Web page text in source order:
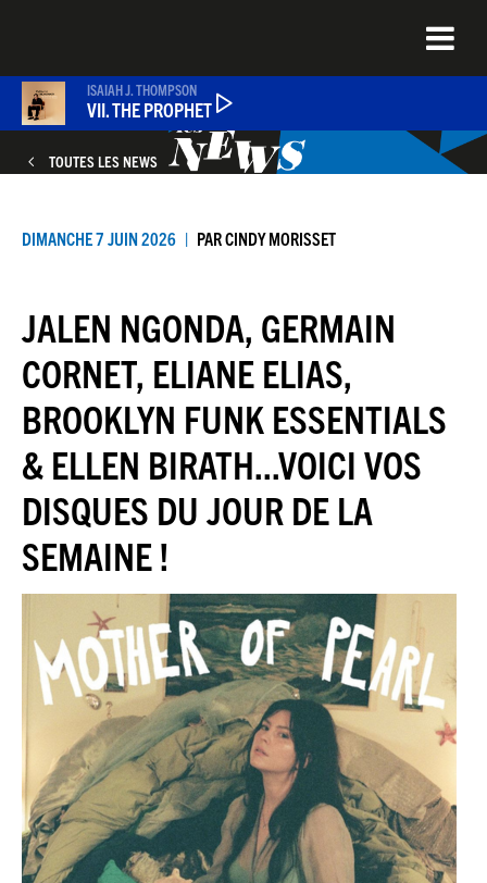
principal
PODCASTS
NEWS
QUEL ÉTAIT CE TITRE ?
JEU DU JOUR
JAZZENDA
ESPACEPREMIUM
ISAIAH J. THOMPSON
VII. THE PROPHET
TOUTES LES NEWS
DIMANCHE 7 JUIN 2026 PARCINDY MORISSET
JALEN NGONDA, GERMAIN
CORNET, ELIANE ELIAS,
BROOKLYN FUNK ESSENTIALS
& ELLEN BIRATH...VOICI VOS
DISQUES DU JOUR DE LA
SEMAINE !